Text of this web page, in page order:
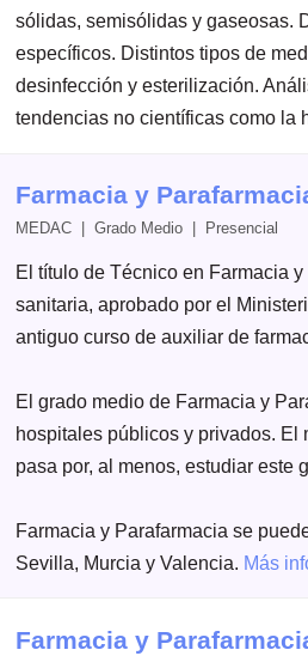
sólidas, semisólidas y gaseosas.
específicos. Distintos tipos de
desinfección y esterilización.
tendencias no científicas como la
Farmacia y
MEDAC | Grado Medio | Presencial
El título de Técnico en Farmacia
sanitaria, aprobado por el
antiguo curso de auxiliar de
El grado medio de Farmacia y
hospitales públicos y privados. El
pasa por, al menos, estudiar este
Farmacia y Parafarmacia se
Sevilla, Murcia y Valencia. Más
Farmacia y